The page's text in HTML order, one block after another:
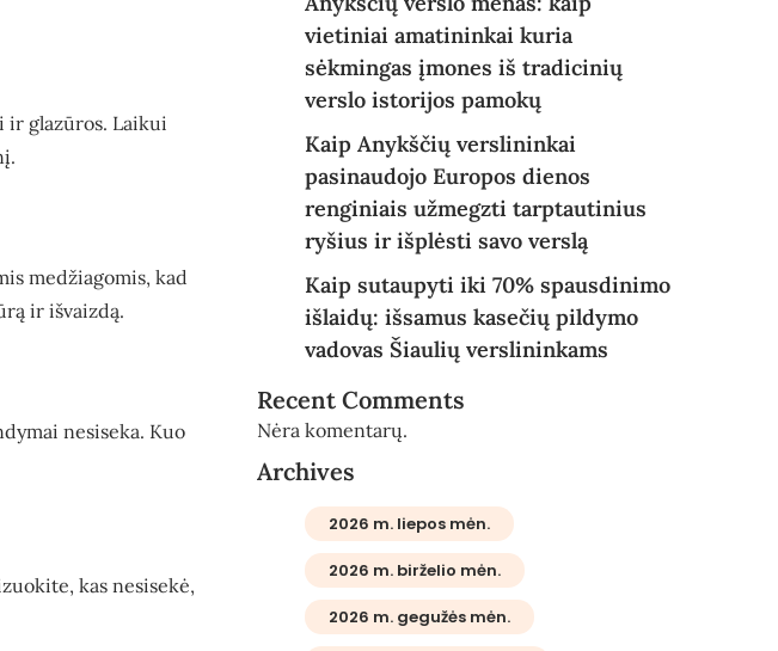
ir glazūros. Laikui
medžiagomis, kad
ir išvaizdą.
nesiseka. Kuo
kas nesisekė,
vietiniai amatininkai kuria
sėkmingas įmones iš tradicinių
verslo istorijos pamokų
Kaip Anykščių verslininkai
pasinaudojo Europos dienos
renginiais užmegzti tarptautinius
ryšius ir išplėsti savo verslą
Kaip sutaupyti iki 70% spausdinimo
išlaidų: išsamus kasečių pildymo
vadovas Šiaulių verslininkams
Recent Comments
Nėra komentarų.
Archives
2026 m. liepos mėn.
2026 m. birželio mėn.
2026 m. gegužės mėn.